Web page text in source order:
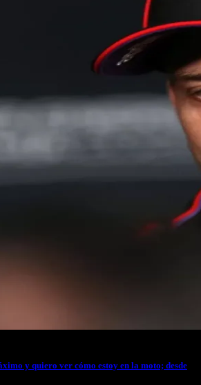
y quiero ver cómo estoy en la moto; desde